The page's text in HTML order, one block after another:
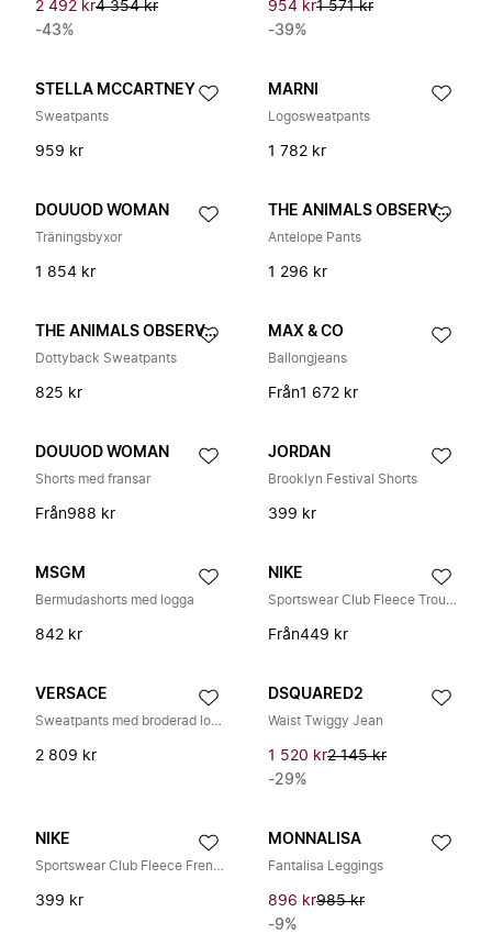
2 492 kr4 354 kr
-43%
954 kr1 571 kr
-39%
STELLA MCCARTNEY
Sweatpants
959 kr
MARNI
Logosweatpants
1 782 kr
DOUUOD WOMAN
Träningsbyxor
1 854 kr
THE ANIMALS OBSERVATORY
Antelope Pants
1 296 kr
THE ANIMALS OBSERVATORY
Dottyback Sweatpants
825 kr
MAX & CO
Ballongjeans
Från1 672 kr
DOUUOD WOMAN
Shorts med fransar
Från988 kr
JORDAN
Brooklyn Festival Shorts
399 kr
MSGM
Bermudashorts med logga
842 kr
NIKE
Sportswear Club Fleece Trousers
Från449 kr
VERSACE
Sweatpants med broderad logotyp
2 809 kr
DSQUARED2
Waist Twiggy Jean
1 520 kr2 145 kr
-29%
NIKE
Sportswear Club Fleece French Terry Shorts
399 kr
MONNALISA
Fantalisa Leggings
896 kr985 kr
-9%